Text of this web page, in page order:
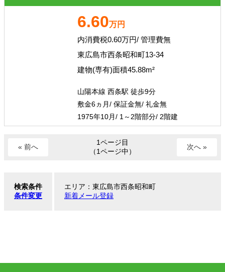
6.60万円
内消費税0.60万円/ 管理費無
東広島市西条昭和町13-34
建物(専有)面積45.88m²
山陽本線 西条駅 徒歩9分
敷金6ヵ月/ 保証金無/ 礼金無
1975年10月/ 1～2階部分/ 2階建
« 前へ
1ページ目
（1ページ中）
次へ »
検索条件
条件変更
エリア：東広島市西条昭和町
新着メール登録